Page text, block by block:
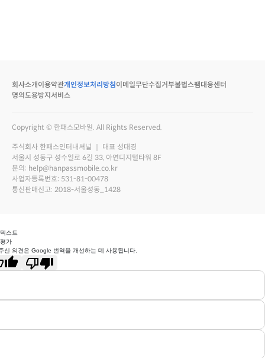
회사소개 이용약관개인정보처리방침이메일무단수집거부불법스팸대응센터
명의도용방지서비스
Copyright © 한패스모바일. All Rights Reserved.
주식회사 한패스인터내셔널 ｜ 대표 성대경
서울시 성동구 성수일로 6길 33, 아연디지털타워 8F
문의: help@hanpassmobile.co.kr
사업자등록번호: 531-81-00478
통신판매신고: 2018-서울성동_1428
스트
가
신 의견은 Google 번역을 개선하는 데 사용됩니다.